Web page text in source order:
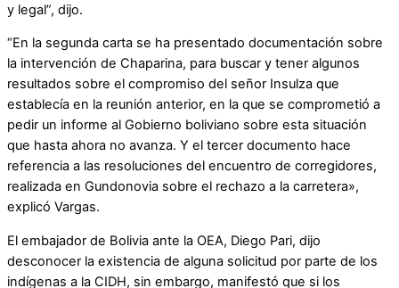
y legal”, dijo.
“En la segunda carta se ha presentado documentación sobre
la intervención de Chaparina, para buscar y tener algunos
resultados sobre el compromiso del señor Insulza que
establecía en la reunión anterior, en la que se comprometió a
pedir un informe al Gobierno boliviano sobre esta situación
que hasta ahora no avanza. Y el tercer documento hace
referencia a las resoluciones del encuentro de corregidores,
realizada en Gundonovia sobre el rechazo a la carretera»,
explicó Vargas.
El embajador de Bolivia ante la OEA, Diego Pari, dijo
desconocer la existencia de alguna solicitud por parte de los
indígenas a la CIDH, sin embargo, manifestó que si los